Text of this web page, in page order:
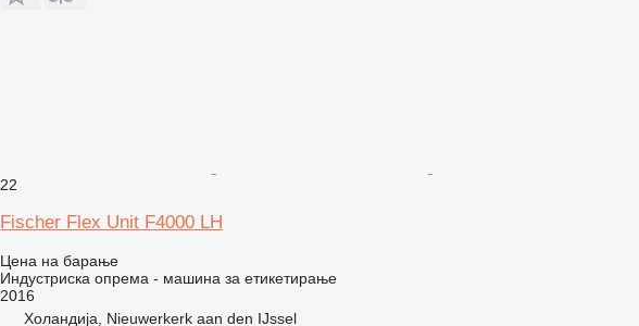
22
Fischer Flex Unit F4000 LH
Цена на барање
Индустриска опрема - машина за етикетирање
2016
Холандија, Nieuwerkerk aan den IJssel